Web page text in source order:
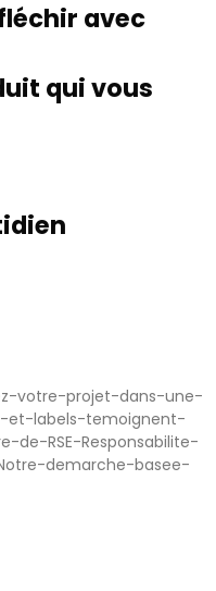
avec
qui vous
votre-projet-dans-une-
et-labels-temoignent-
RSE-Responsabilite-
demarche-basee-